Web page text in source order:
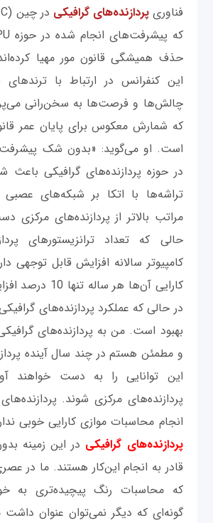
فناوری پردازنده‌های گرافیکی
حذف همیشگی قانون مور مهیا
این کنفرانس در ارتباط با
چالش‌ها و فرصت‌ها به سخن‌رانی
که شمارش معکوس برای پایان عمر
است. او می‌گوید: «بدون شک
در حوزه پردازنده‌های گرافیکی
تراشه‌ها با اتکا بر شبکه‌های
مراتب بالاتر از پردازنده‌های مرکزی
حالی که تعداد ترانزیستورهای
کامپیوتر سالانه افزایش قابل توجهی
کارایی آن‌ها هر
در حالی که عملکرد پردازنده‌های
بهبود است. من به پردازنده‌های گرافیکی
و مطمئن هستم در چند سال آینده
این توانایی را به دست خواهند
پردازنده‌های مرکزی شوند.
انجام محاسبات موازی کارایی خوبی
پردازنده‌های گرافیکی در این زمینه
قادر به انجام این‌کار هستند. ما در
که محاسبات رنگ پیچیده‌تری به
گونه‌ای که دیگر نمی‌توان عنوان داشت